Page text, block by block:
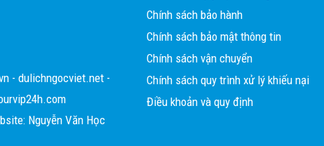
Ngọc Việt
sẽ gặp lại
- dulichngocviet.net -
Nguyễn Văn Học
Chính sách bảo hành
Chính sách bảo mật thông tin
Chính sách vận chuyển
Chính sách quy trình xử lý khiếu nại
Điều khoản và quy định